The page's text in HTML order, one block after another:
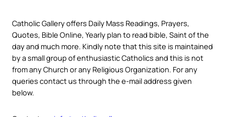
Catholic Gallery offers Daily Mass Readings, Prayers,
Quotes, Bible Online, Yearly plan to read bible, Saint of the
day and much more. Kindly note that this site is maintained
by a small group of enthusiastic Catholics and this is not
from any Church or any Religious Organization. For any
queries contact us through the e-mail address given
below.